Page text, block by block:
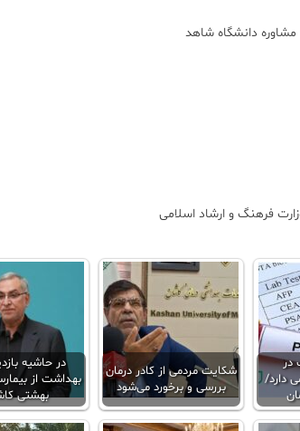
دانشگاه شاهد
فرهنگ و ارشاد اسلامی
در
دارد/
شکایت مردمی از کادر درمان
بررسی و برخورد می‌شود
در حاشیه
بهداشت از
بهشتی